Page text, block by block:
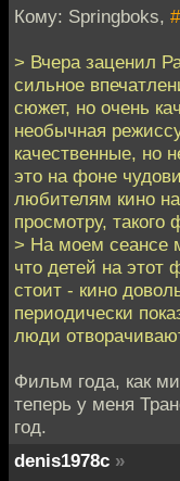
Кому: Springboks,
> Вчера заценил
сильное
сюжет, но очень
необычная
качественные, но
это на фоне
любителям кино
просмотру,
> На моем сеансе
что детей на этот
стоит - кино
периодически
люди
Фильм года, как
теперь у меня
год.
denis1978c »